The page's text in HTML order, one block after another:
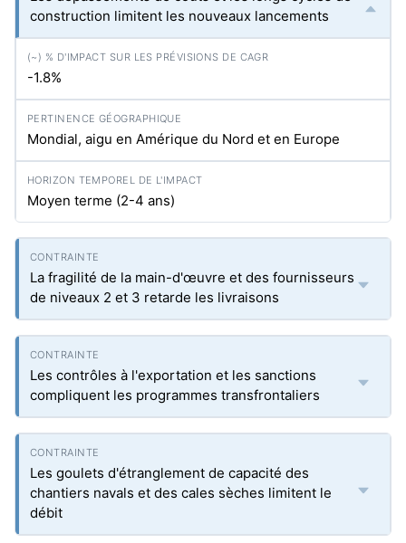
construction limitent les nouveaux lancements
-1.8%
Mondial, aigu en Amérique du Nord et en Europe
Moyen terme (2-4 ans)
La fragilité de la main-d'œuvre et des fournisseurs
de niveaux 2 et 3 retarde les livraisons
Les contrôles à l'exportation et les sanctions
compliquent les programmes transfrontaliers
Les goulets d'étranglement de capacité des
chantiers navals et des cales sèches limitent le
débit